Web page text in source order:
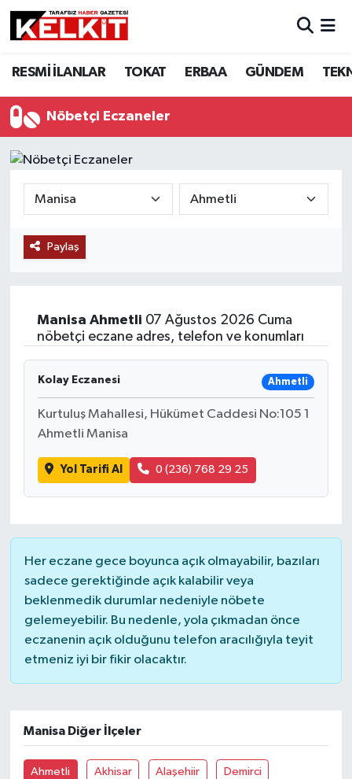
RESMİ İLANLAR TOKAT ERBAA GÜNDEM
Nöbetçi Eczaneler
Paylaş
Manisa Ahmetli 07 Ağustos 2026 Cuma
nöbetçi eczane adres, telefon ve konumları
Kolay Eczanesi Ahmetli
Kurtuluş Mahallesi, Hükümet Caddesi No:105 1
Ahmetli Manisa
Yol Tarifi Al 0 (236) 768 29 25
Her eczane gece boyunca açık olmayabilir, bazıları
sadece gerektiğinde açık kalabilir veya
beklenmedik durumlar nedeniyle nöbete
gelemeyebilir. Bu nedenle, yola çıkmadan önce
eczanenin açık olduğunu telefon aracılığıyla teyit
etmeniz iyi bir fikir olacaktır.
Manisa Diğer İlçeler
Ahmetli Akhisar Alaşehiir Demirci